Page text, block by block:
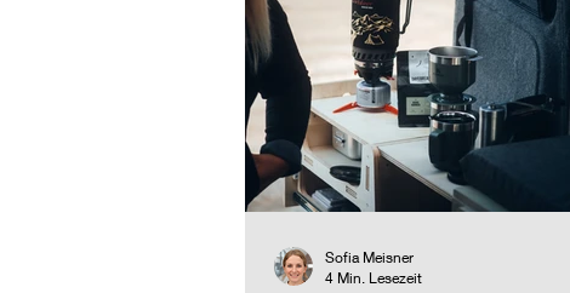
Sofia Meisner
4 Min. Lesezeit